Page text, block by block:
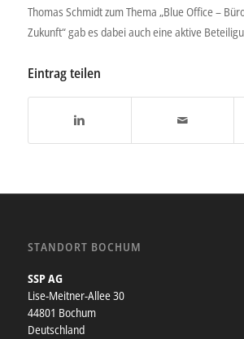
Thomas Schmidt zum Thema „Blue Office ­–
Zukunft“ gab es dabei auch eine aktive
Eintrag teilen
STANDORT BOCHUM
SSP AG
Lise-Meitner-Allee 30
44801 Bochum
Deutschland